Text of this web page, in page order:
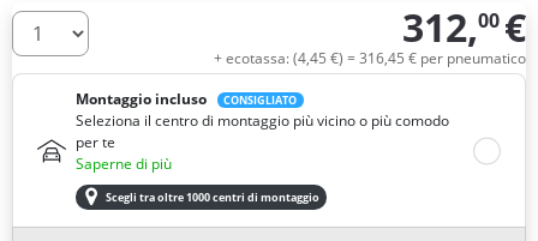
Quantità 312,00 €
+ ecotassa: (4,45 €) = 316,45 € per pneumatico
Montaggio incluso
CONSIGLIATO
Seleziona il centro di montaggio più vicino o più comodo
per te
Saperne di più
Scegli tra oltre 1000 centri di montaggio